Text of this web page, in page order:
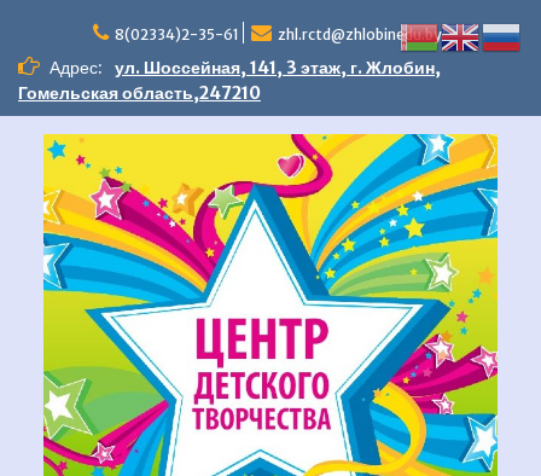
содержимому
8(02334)2-35-61 zhl.rctd@zhlobinedu.by
Адрес:
ул. Шоссейная, 141, 3 этаж, г. Жлобин,
Гомельская область,247210